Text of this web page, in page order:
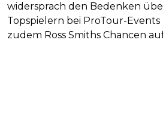
widersprach den Bedenken
Topspielern bei ProTour-
zudem Ross Smiths Chancen